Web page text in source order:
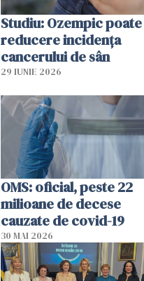
Studiu: Ozempic poate
reducere incidența
cancerului de sân
29 IUNIE 2026
OMS: oficial, peste 22
milioane de decese
cauzate de covid-19
30 MAI 2026